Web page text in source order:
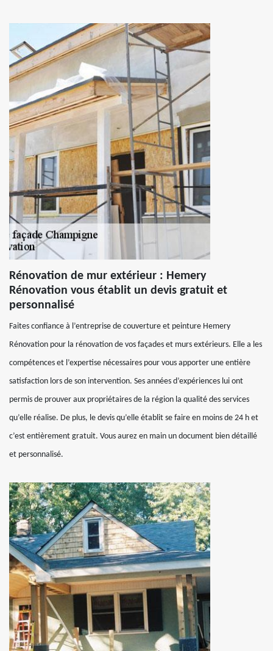
Rénovation de mur extérieur : Hemery
Rénovation vous établit un devis gratuit et
personnalisé
Faites confiance à l’entreprise de couverture et peinture Hemery
Rénovation pour la rénovation de vos façades et murs extérieurs. Elle a les
compétences et l’expertise nécessaires pour vous apporter une entière
satisfaction lors de son intervention. Ses années d’expériences lui ont
permis de prouver aux propriétaires de la région la qualité des services
qu’elle réalise. De plus, le devis qu’elle établit se faire en moins de 24 h et
c’est entièrement gratuit. Vous aurez en main un document bien détaillé
et personnalisé.